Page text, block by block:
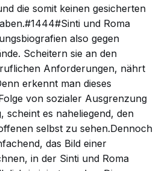
die somit keinen gesicherten
und Roma
also gegen
Scheitern sie an den
Anforderungen, nährt
erkennt man dieses
von sozialer Ausgrenzung
scheint es naheliegend, den
selbst zu sehen.Dennoch
das Bild einer
in der Sinti und Roma